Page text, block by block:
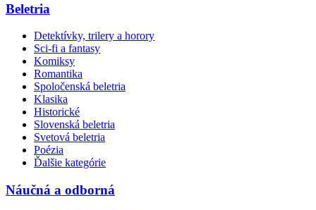
Beletria
Detektívky, trilery a horory
Sci-fi a fantasy
Komiksy
Romantika
Spoločenská beletria
Klasika
Historické
Slovenská beletria
Svetová beletria
Poézia
Ďalšie kategórie
Náučná a odborná